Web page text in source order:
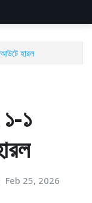
হারল
১
Feb 25, 2026